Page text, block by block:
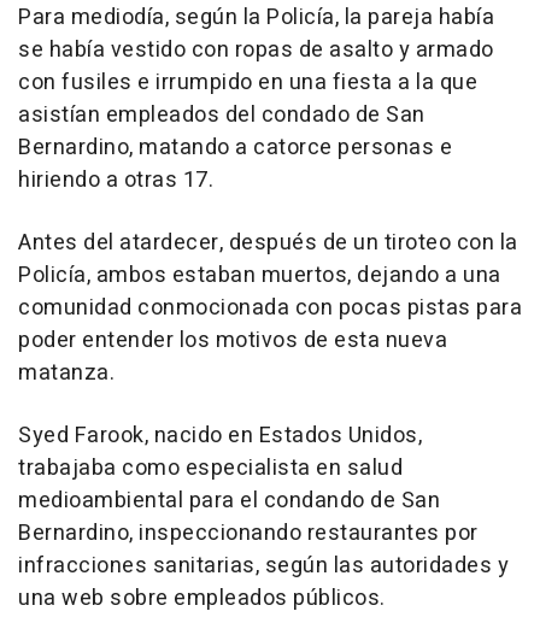
Para mediodía, según la Policía, la pareja había
se había vestido con ropas de asalto y armado
con fusiles e irrumpido en una fiesta a la que
asistían empleados del condado de San
Bernardino, matando a catorce personas e
hiriendo a otras 17.
Antes del atardecer, después de un tiroteo con la
Policía, ambos estaban muertos, dejando a una
comunidad conmocionada con pocas pistas para
poder entender los motivos de esta nueva
matanza.
Syed Farook, nacido en Estados Unidos,
trabajaba como especialista en salud
medioambiental para el condando de San
Bernardino, inspeccionando restaurantes por
infracciones sanitarias, según las autoridades y
una web sobre empleados públicos.